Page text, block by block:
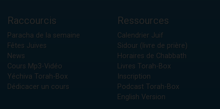
Raccourcis
Paracha de la semaine
Fêtes Juives
News
Cours Mp3-Vidéo
Yéchiva Torah-Box
Dédicacer un cours
Ressources
Calendrier Juif
Sidour (livre de prière)
Horaires de Chabbath
Livres Torah-Box
Inscription
Podcast Torah-Box
English Version